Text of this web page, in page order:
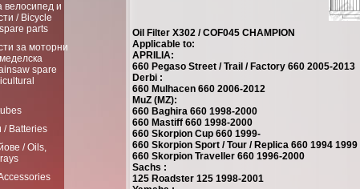
велосипед и
/ Bicycle
parts
за моторни
spare
/ Batteries
/ Oils,
Oil Filter X302 / COF045 CHAMPION
Applicable to:
APRILIA:
660 Pegaso Street / Trail / Factory 660 2005-2013
Derbi :
660 Mulhacen 660 2006-2012
MuZ (MZ):
660 Baghira 660 1998-2000
660 Mastiff 660 1998-2000
660 Skorpion Cup 660 1999-
660 Skorpion Sport / Tour / Replica 660 1994 1999
660 Skorpion Traveller 660 1996-2000
Sachs :
125 Roadster 125 1998-2001